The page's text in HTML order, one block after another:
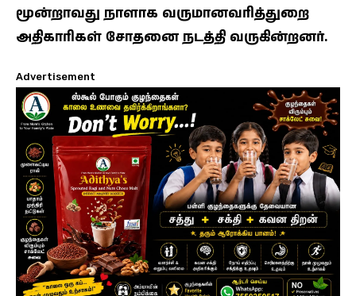
மூன்றாவது நாளாக வருமானவரித்துறை
அதிகாரிகள் சோதனை நடத்தி வருகின்றனர்.
Advertisement